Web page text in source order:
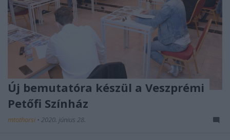
Új bemutatóra készül a Veszprémi
Petőfi Színház
mtothorsi • 2020. június 28.